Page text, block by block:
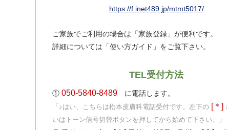
https://f.inet489.jp/mtmt5017/
ご家族でご利用の場合は「家族登録」が便利です。
詳細については「使い方ガイド」をご覧下さい。
TEL受付方法
① 050-5840-8489 に電話します。
「♪はい、こちらは松本皮膚科電話受付です。左下の [＊]
いはトーン信号切替ボタンを押してから始めて下さい。」